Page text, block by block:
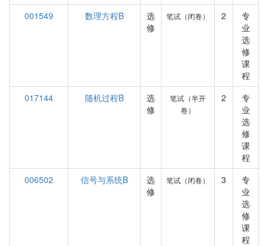
001549
数理方程B
选
修
笔试（闭卷） 2
专
业
选
修
课
程
017144
随机过程B
选
修
笔试（半开
卷）
2
专
业
选
修
课
程
006502
信号与系统B
选
修
笔试（闭卷） 3
专
业
选
修
课
程